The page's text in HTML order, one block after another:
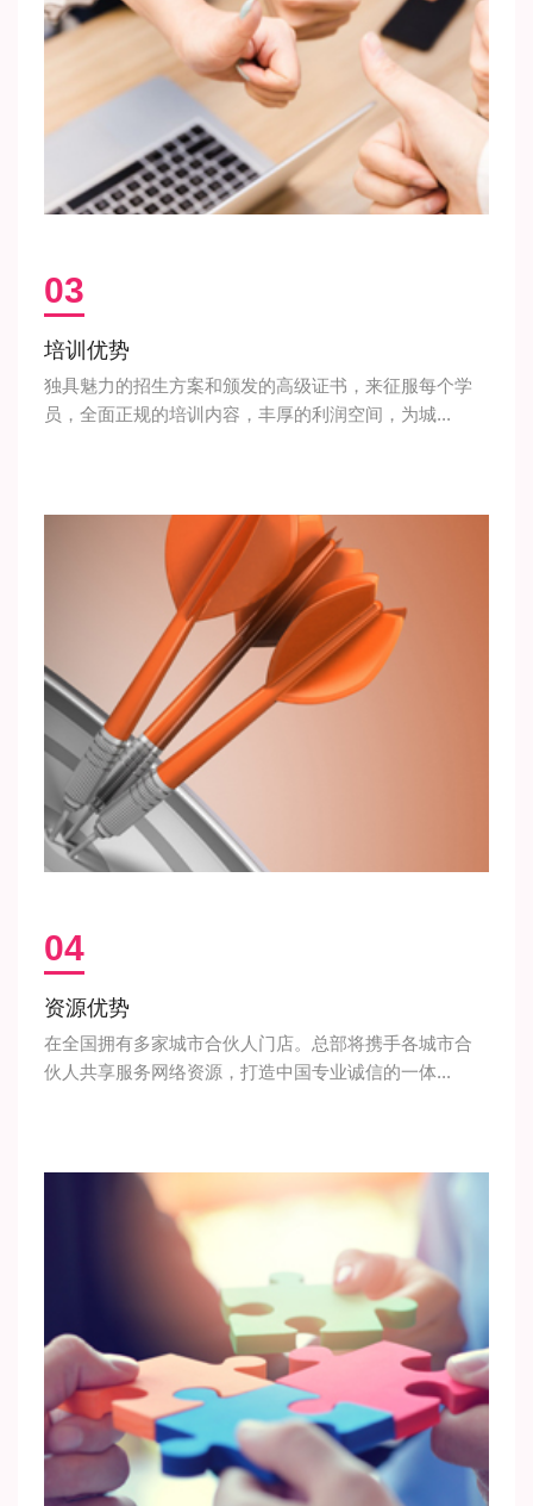
03
培训优势
独具魅力的招生方案和颁发的高级证书，来征服每个学
员，全面正规的培训内容，丰厚的利润空间，为城...
04
资源优势
在全国拥有多家城市合伙人门店。总部将携手各城市合
伙人共享服务网络资源，打造中国专业诚信的一体...